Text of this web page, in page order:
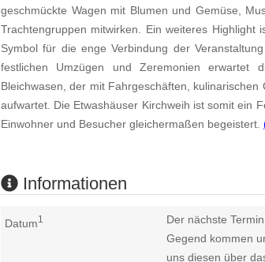
geschmückte Wagen mit Blumen und Gemüse,
Trachtengruppen mitwirken. Ein weiteres
Symbol für die enge Verbindung der
festlichen Umzügen und Zeremonien erwartet
Bleichwasen, der mit Fahrgeschäften,
aufwartet. Die Etwashäuser Kirchweih ist somit ein
Einwohner und Besucher gleichermaßen begeistert.
Informationen
Datum1
Der nächste
Gegend kommen
uns diesen über